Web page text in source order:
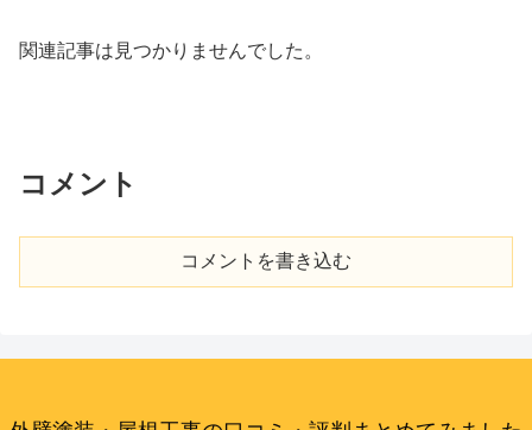
関連記事は見つかりませんでした。
コメント
コメントを書き込む